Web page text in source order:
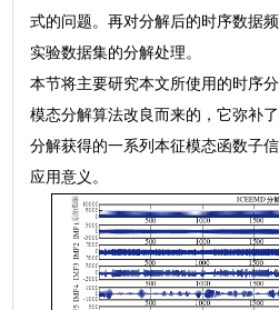
式的问题。再对分解后的时序数据
实验数据集的分解处理。
本节将主要研究本文所使用的时序
模态分解算法改良而来的，它弥补
分解获得的一系列本征模态函数子
应用意义。